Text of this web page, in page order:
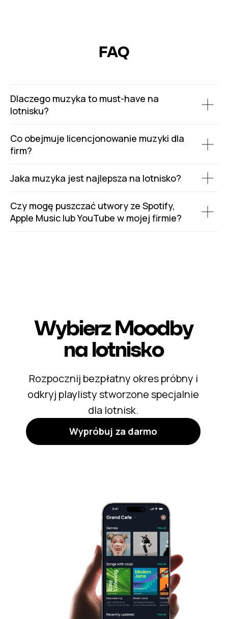
FAQ
Dlaczego muzyka to must-have na
lotnisku?
Co obejmuje licencjonowanie muzyki dla
firm?
Jaka muzyka jest najlepsza na lotnisko?
Czy mogę puszczać utwory ze Spotify,
Apple Music lub YouTube w mojej firmie?
Wybierz Moodby
na lotnisko
Rozpocznij bezpłatny okres próbny i
odkryj playlisty stworzone specjalnie
dla lotnisk.
Wypróbuj za darmo